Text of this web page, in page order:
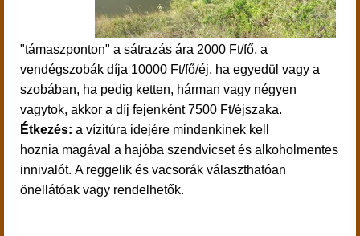
"támaszponton" a sátrazás ára 2000 Ft/fő, a
vendégszobák díja 10000 Ft/fő/éj, ha egyedül vagy a
szobában, ha pedig ketten, hárman vagy négyen
vagytok, akkor a díj fejenként 7500 Ft/éjszaka.
Étkezés: a vízitúra idejére mindenkinek kell
hoznia magával a hajóba szendvicset és alkoholmentes
innivalót. A reggelik és vacsorák választhatóan
önellátóak vagy rendelhetők.